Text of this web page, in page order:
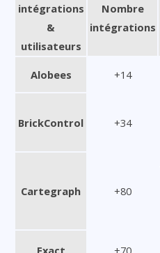
intégrations
&
utilisateurs
Nombre
intégrations
Alobees +14
BrickControl +34
Cartegraph +80
Exact +70